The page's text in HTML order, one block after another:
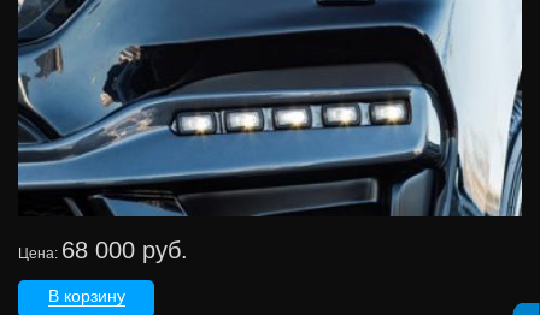
Цена: 68 000 руб.
В корзину